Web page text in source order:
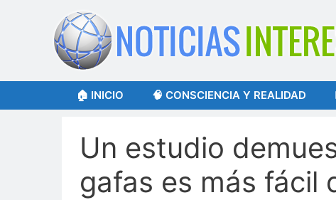
contenido
🏠 INICIO 🧠 CONSCIENCIA Y REALIDAD
Un estudio
gafas es más fácil